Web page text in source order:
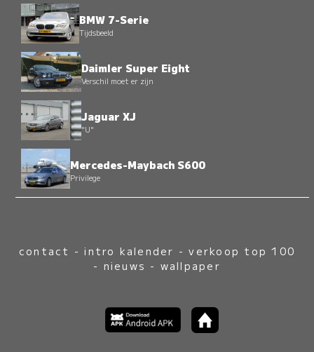
BMW 7-Serie
Tijdsbeeld
Daimler Super Eight
Verschil moet er zijn
Jaguar XJ
"U"
Mercedes-Maybach S600
Privilege
contact -intro kalender -verkoop top 100
- nieuws - wallpaper